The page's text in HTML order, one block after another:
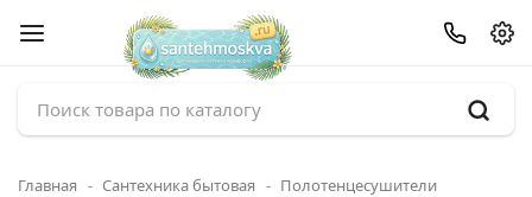
Главная Сантехника бытовая
Полотенцесушители